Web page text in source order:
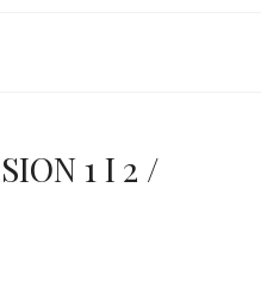
1 I 2 /